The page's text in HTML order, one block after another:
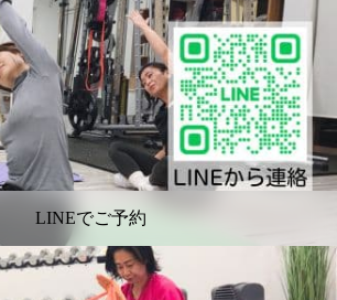
LINEでご予約